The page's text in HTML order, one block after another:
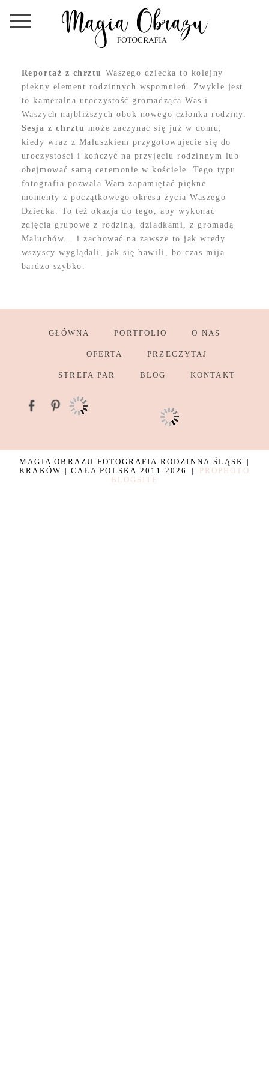
Reportaż z chrztu Waszego dziecka to kolejny
piękny element rodzinnych wspomnień. Zwykle jest
to kameralna uroczystość gromadząca Was i
Waszych najbliższych obok nowego członka rodziny.
Sesja z chrztu może zaczynać się już w domu,
kiedy wraz z Maluszkiem przygotowujecie się do
uroczystości i kończyć na przyjęciu rodzinnym lub
obejmować samą ceremonię w kościele. Tego typu
fotografia pozwala Wam zapamiętać piękne
momenty z początkowego okresu życia Waszego
Dziecka. To też okazja do tego, aby wykonać
zdjęcia grupowe z rodziną, dziadkami, z gromadą
Maluchów... i zachować na zawsze to jak wtedy
wszyscy wyglądali, jak się bawili, bo czas mija
bardzo szybko.
GŁÓWNA PORTFOLIO O NAS
OFERTA PRZECZYTAJ
STREFA PAR BLOG KONTAKT
MAGIA OBRAZU FOTOGRAFIA RODZINNA ŚLĄSK |
KRAKÓW | CAŁA POLSKA 2011-2026
|
PROPHOTO
BLOGSITE